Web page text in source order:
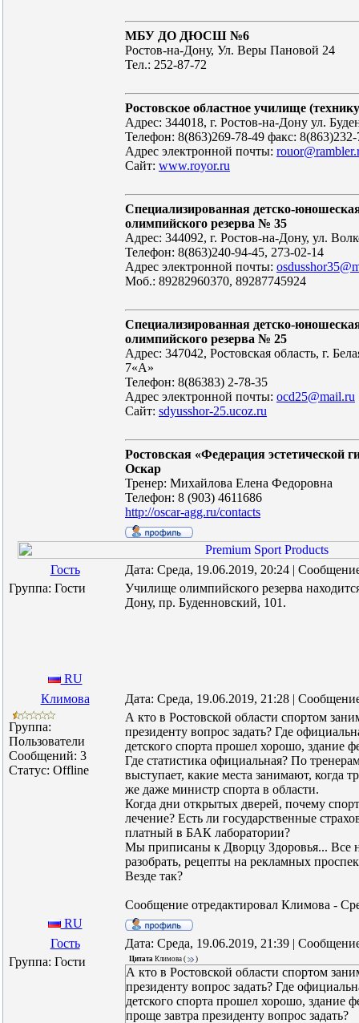
МБУ ДО ДЮСШ №6
Ростов-на-Дону, Ул. Веры Пановой 24
Тел.: 252-87-72
Ростовское областное училище
Адрес: 344018, г. Ростов-на-Дону ул.
Телефон: 8(863)269-78-49 факс:
Адрес электронной почты:
Сайт: www.royor.ru
Специализированная детско-
олимпийского резерва № 35
Адрес: 344092, г. Ростов-на-Дону, ул.
Телефон: 8(863)240-94-45, 273-02-14
Адрес электронной почты:
Моб.: 89282960370, 89287745924
Специализированная детско-
олимпийского резерва № 25
Адрес: 347042, Ростовская область, г.
7«А»
Телефон: 8(86383) 2-78-35
Адрес электронной почты: ocd25@mail.ru
Сайт: sdyusshor-25.ucoz.ru
Ростовская «Федерация
Оскар
Тренер: Михайлова Елена Федоровна
Телефон: 8 (903) 4611686
http://oscar-agg.ru/contacts
Гость
Дата: Среда, 19.06.2019, 20:24 |
Группа: Гости
Училище олимпийского резерва
Дону, пр. Буденновский, 101.
RU
Климова
Дата: Среда, 19.06.2019, 21:28 |
Группа:
Пользователи
Сообщений: 3
Статус: Offline
А кто в Ростовской области спортом
президенту вопрос задать? Где
детского спорта прошел хорошо, здание
Где статистика официальная? По
выступает, какие места занимают, когда
же даже министр спорта в области.
Когда дни открытых дверей, почему
лечение? Есть ли государственные
платный в БАК лаборатории?
Мы приписаны к Дворцу Здоровья... Все
разобрать, рецепты на рекламных
Везде так?
Сообщение отредактировал Климова -
RU
Гость
Дата: Среда, 19.06.2019, 21:39 |
Группа: Гости
Цитата Климова ( )
А кто в Ростовской области спортом
президенту вопрос задать? Где
детского спорта прошел хорошо, здание
проще завтра президенту вопрос задать?